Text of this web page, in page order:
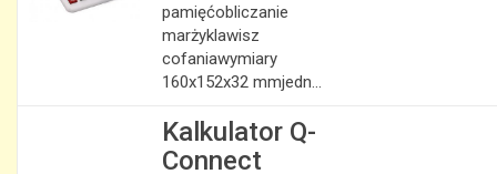
pamięćobliczanie
marżyklawisz
cofaniawymiary
160x152x32 mmjedn...
Kalkulator Q-
Connect